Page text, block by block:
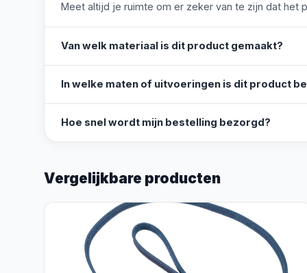
Meet altijd je ruimte om er zeker van te zijn dat het
Van welk materiaal is dit product gemaakt?
In welke maten of uitvoeringen is dit product
Hoe snel wordt mijn bestelling bezorgd?
Vergelijkbare producten